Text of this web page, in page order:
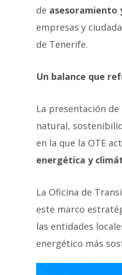
de asesoramiento
empresas y
de Tenerife.
Un balance que
La presentación
natural,
en la que la OTE
energética y
La Oficina de
este marco
las entidades
energético más